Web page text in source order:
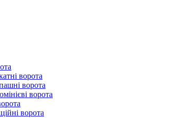
ворота
ворота
ворота
ворота